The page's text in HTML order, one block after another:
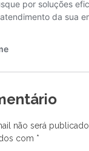
não será publicado.
com *